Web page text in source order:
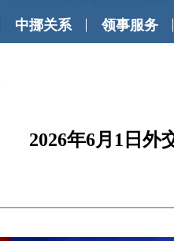
中挪关系 领事服务
2026年6月1日外